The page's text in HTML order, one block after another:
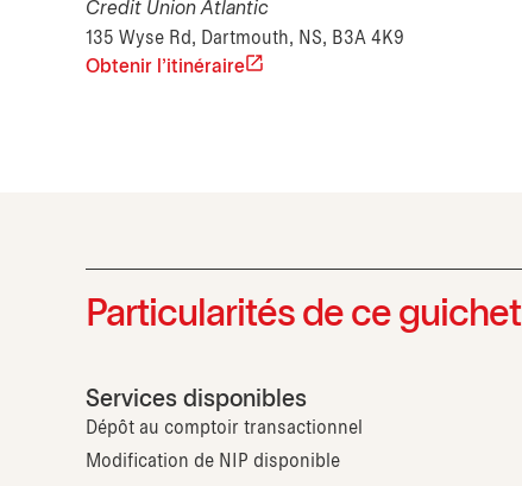
Credit Union Atlantic
135 Wyse Rd, Dartmouth, NS, B3A 4K9
Obtenir l'itinéraire
Particularités de ce guichet
Services disponibles
Dépôt au comptoir transactionnel
Modification de NIP disponible